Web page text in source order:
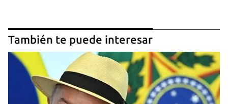
También te puede interesar